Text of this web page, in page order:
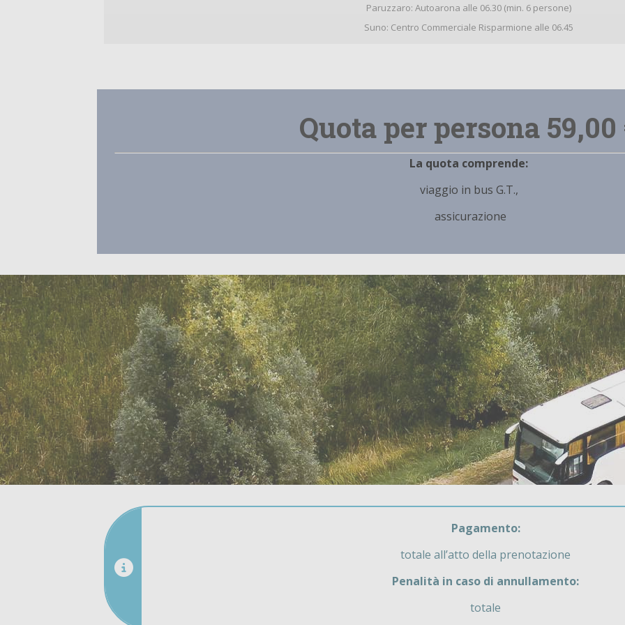
Paruzzaro: Autoarona alle 06.30 (min. 6 persone)
Suno: Centro Commerciale Risparmione alle 06.45
Quota per persona 59,00
La quota comprende:
viaggio in bus G.T.,
assicurazione
Pagamento:
totale all’atto della prenotazione
Penalità in caso di annullamento:
totale